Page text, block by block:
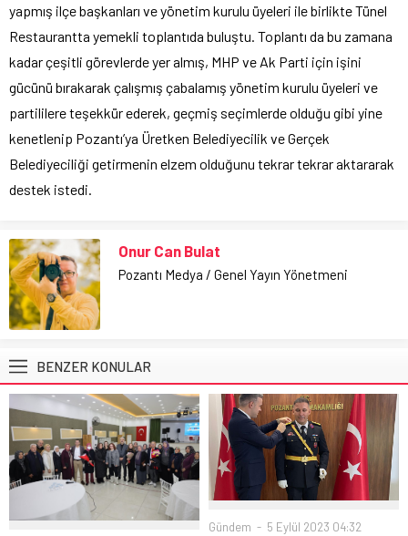
yapmış ilçe başkanları ve yönetim kurulu üyeleri ile birlikte Tünel
Restaurantta yemekli toplantıda buluştu. Toplantı da bu zamana
kadar çeşitli görevlerde yer almış, MHP ve Ak Parti için işini
gücünü bırakarak çalışmış çabalamış yönetim kurulu üyeleri ve
partililere teşekkür ederek, geçmiş seçimlerde olduğu gibi yine
kenetlenip Pozantı’ya Üretken Belediyecilik ve Gerçek
Belediyeciliği getirmenin elzem olduğunu tekrar tekrar aktararak
destek istedi.
Onur Can Bulat
Pozantı Medya / Genel Yayın Yönetmeni
BENZER KONULAR
Gündem 5 Eylül 2023 04:32